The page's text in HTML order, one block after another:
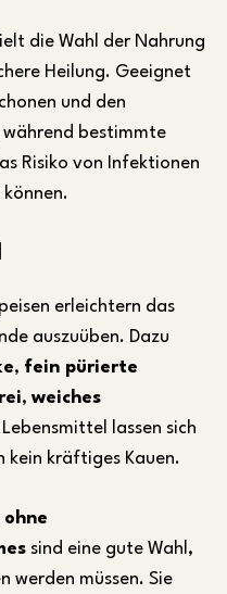
die Wahl der Nahrung
Heilung. Geeignet
und den
während bestimmte
Risiko von Infektionen
erleichtern das
auszuüben. Dazu
, fein pürierte
, weiches
Lebensmittel lassen sich
kein kräftiges Kauen.
sind eine gute Wahl,
werden müssen. Sie